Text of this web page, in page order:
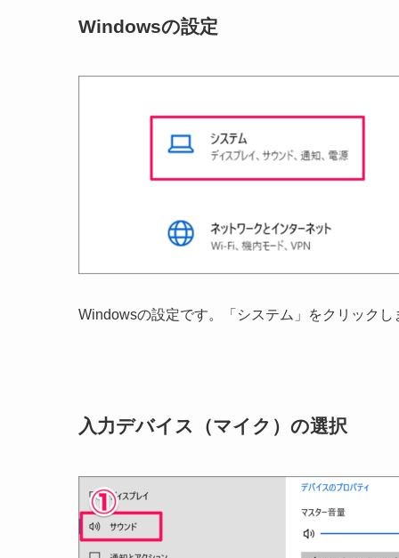
Windowsの設定
Windowsの設定です。「システム」をクリックし
入力デバイス（マイク）の選択